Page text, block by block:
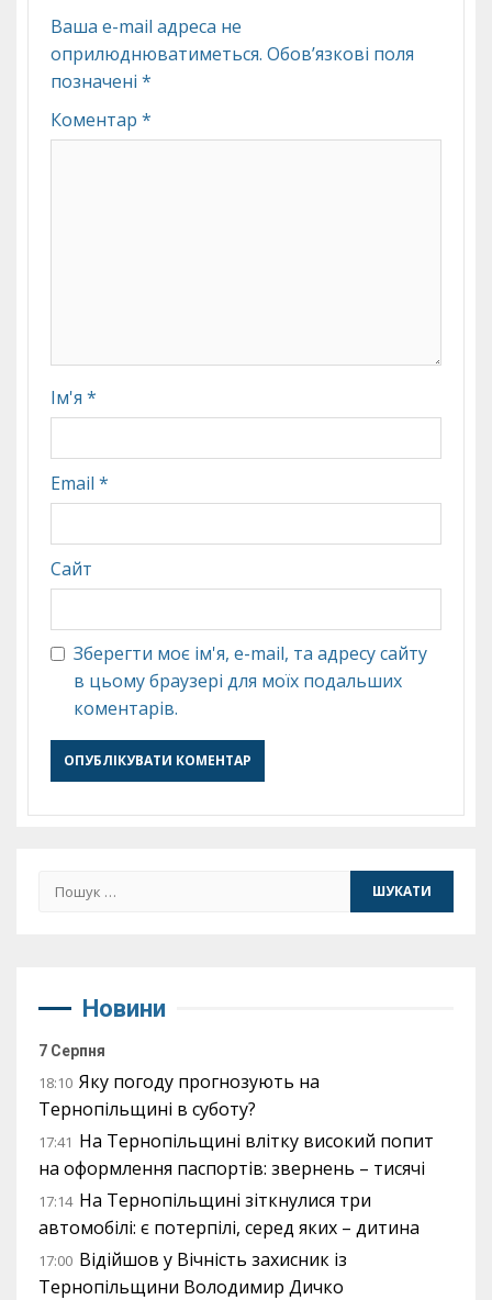
Ваша e-mail адреса не
оприлюднюватиметься. Обов’язкові поля
позначені *
Коментар *
Ім'я *
Email *
Сайт
Зберегти моє ім'я, e-mail, та адресу сайту
в цьому браузері для моїх подальших
коментарів.
Пошук:
Новини
7 Серпня
18:10 Яку погоду прогнозують на
Тернопільщині в суботу?
17:41 На Тернопільщині влітку високий попит
на оформлення паспортів: звернень – тисячі
17:14 На Тернопільщині зіткнулися три
автомобілі: є потерпілі, серед яких – дитина
17:00 Відійшов у Вічність захисник із
Тернопільщини Володимир Дичко